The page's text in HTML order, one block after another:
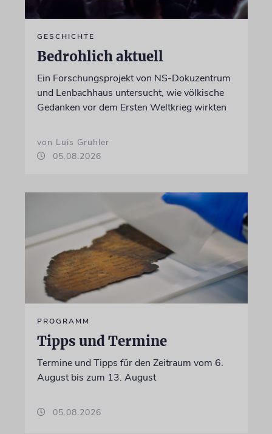
GESCHICHTE
Bedrohlich aktuell
Ein Forschungsprojekt von NS-Dokuzentrum
und Lenbachhaus untersucht, wie völkische
Gedanken vor dem Ersten Weltkrieg wirkten
von Luis Gruhler
05.08.2026
PROGRAMM
Tipps und Termine
Termine und Tipps für den Zeitraum vom 6.
August bis zum 13. August
05.08.2026